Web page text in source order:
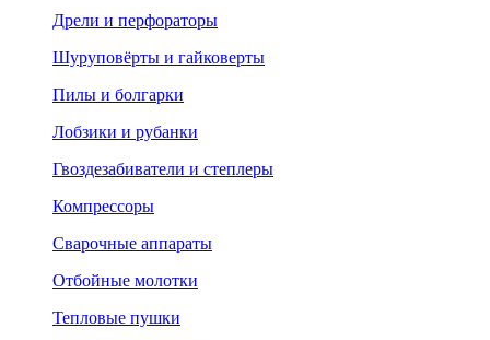
Дрели и перфораторы
Шуруповёрты и гайковерты
Пилы и болгарки
Лобзики и рубанки
Гвоздезабиватели и степлеры
Компрессоры
Сварочные аппараты
Отбойные молотки
Тепловые пушки